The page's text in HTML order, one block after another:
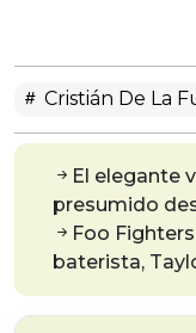
Cristián De La
El elegante
presumido
Foo
baterista,